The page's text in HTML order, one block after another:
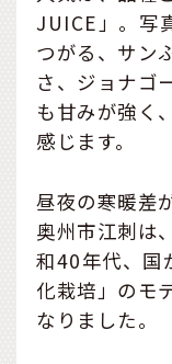
JUICE」。写
つがる、サン
さ、ジョナゴ
も甘みが強く
感じます。
昼夜の寒暖差
奥州市江刺は
和40年代、国
化栽培」のモ
なりました。